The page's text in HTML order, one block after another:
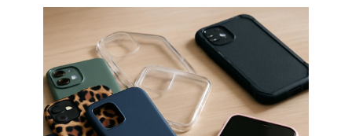
PRÍSLUŠENSTVO
MOBILY